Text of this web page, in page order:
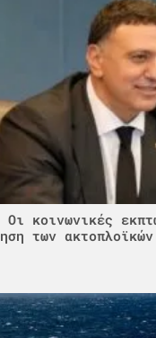
κοινωνικές
των